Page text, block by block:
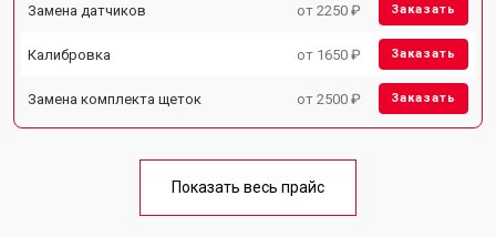
Замена датчиков от 2250 ₽ Заказать
Калибровка от 1650 ₽ Заказать
Замена комплекта щеток от 2500 ₽ Заказать
Показать весь прайс